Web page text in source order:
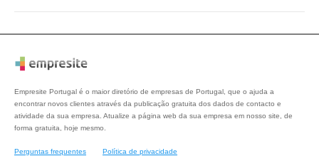
Empresite Portugal é o maior diretório de empresas de Portugal, que o ajuda a
encontrar novos clientes através da publicação gratuita dos dados de contacto e
atividade da sua empresa. Atualize a página web da sua empresa em nosso site, de
forma gratuita, hoje mesmo.
Perguntas frequentes Política de privacidade